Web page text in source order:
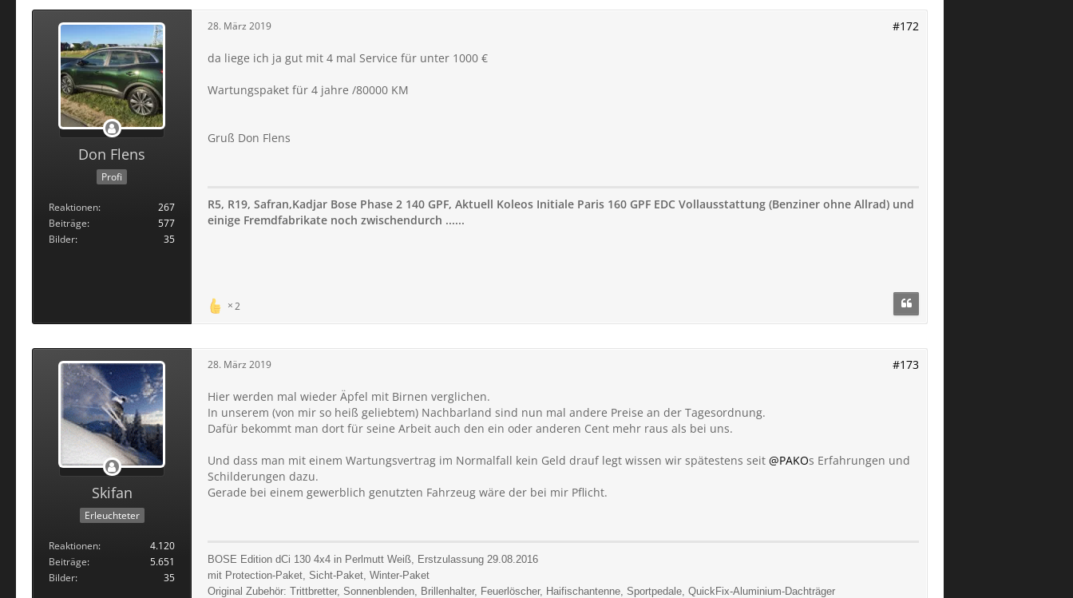
Don Flens
Profi
Reaktionen
267
Beiträge
577
Bilder
35
28. März 2019 #172
da liege ich ja gut mit 4 mal Service für unter 1000 €
Wartungspaket für 4 jahre /80000 KM
Gruß Don Flens
R5, R19, Safran,Kadjar Bose Phase 2 140 GPF, Aktuell Koleos Initiale Paris 160 GPF EDC Vollausstattung (Benziner ohne Allrad) und
einige Fremdfabrikate noch zwischendurch ......
2
Skifan
Erleuchteter
Reaktionen
4.120
Beiträge
5.651
Bilder
35
28. März 2019 #173
Hier werden mal wieder Äpfel mit Birnen verglichen.
In unserem (von mir so heiß geliebtem) Nachbarland sind nun mal andere Preise an der Tagesordnung.
Dafür bekommt man dort für seine Arbeit auch den ein oder anderen Cent mehr raus als bei uns.
Und dass man mit einem Wartungsvertrag im Normalfall kein Geld drauf legt wissen wir spätestens seit @PAKOs Erfahrungen und
Schilderungen dazu.
Gerade bei einem gewerblich genutzten Fahrzeug wäre der bei mir Pflicht.
BOSE Edition dCi 130 4x4 in Perlmutt Weiß, Erstzulassung 29.08.2016
mit Protection-Paket, Sicht-Paket, Winter-Paket
Original Zubehör: Trittbretter, Sonnenblenden, Brillenhalter, Feuerlöscher, Haifischantenne, Sportpedale, QuickFix-Aluminium-Dachträger